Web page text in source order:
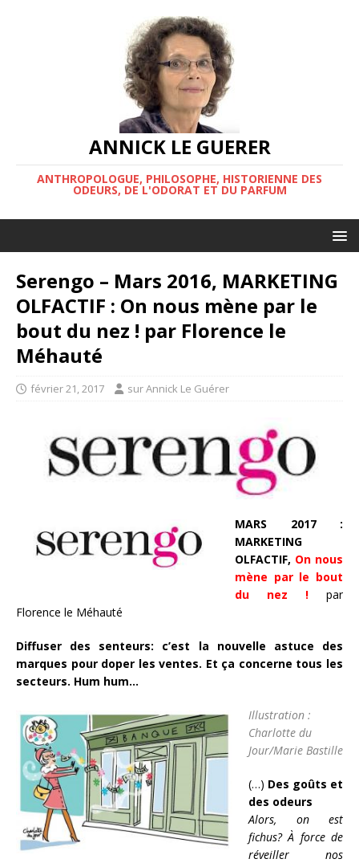
ANNICK LE GUERER
ANTHROPOLOGUE, PHILOSOPHE, HISTORIENNE DES
ODEURS, DE L'ODORAT ET DU PARFUM
Serengo – Mars 2016, MARKETING
OLFACTIF : On nous mène par le
bout du nez ! par Florence le
Méhauté
février 21, 2017 sur Annick Le Guérer
MARS 2017 :
MARKETING
OLFACTIF, On nous
mène par le bout
du nez !
par
Florence le Méhauté
Diffuser des senteurs: c’est la nouvelle astuce des
marques pour doper les ventes. Et ça concerne tous les
secteurs. Hum hum…
Illustration :
Charlotte du
Jour/Marie Bastille
(…) Des goûts et
des odeurs
Alors, on est
fichus? À force de
réveiller nos